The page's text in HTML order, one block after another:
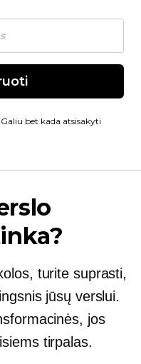
bet kada atsisakyti
turite suprasti,
jūsų verslui.
jos
tirpalas.